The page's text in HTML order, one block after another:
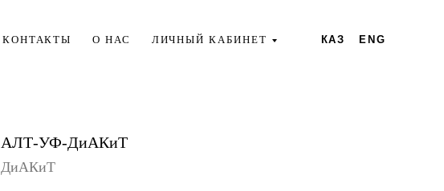
КОНТАКТЫ О НАС ЛИЧНЫЙ КАБИНЕТ КАЗ ENG
АЛТ-УФ-ДиАКиТ
ДиАКиТ